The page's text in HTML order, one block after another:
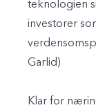
teknologien
investorer
Garlid)
Klar for